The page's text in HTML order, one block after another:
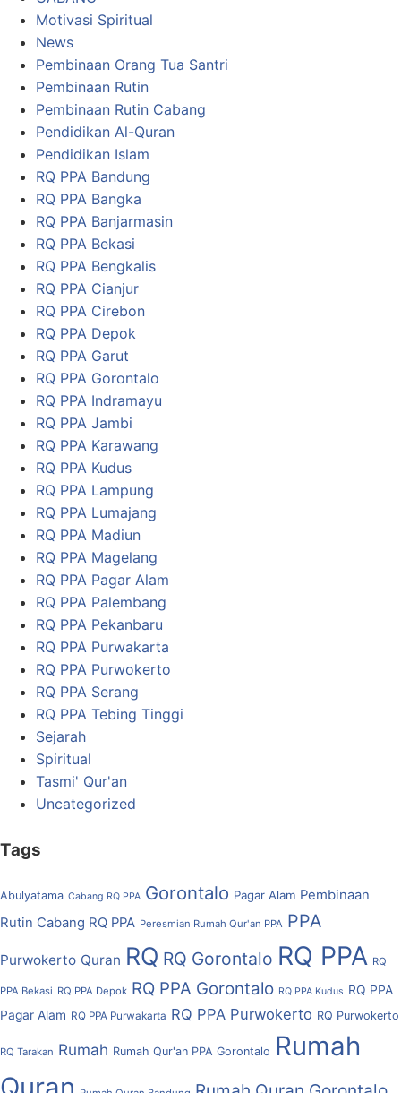
Motivasi Spiritual
News
Pembinaan Orang Tua Santri
Pembinaan Rutin
Pembinaan Rutin Cabang
Pendidikan Al-Quran
Pendidikan Islam
RQ PPA Bandung
RQ PPA Bangka
RQ PPA Banjarmasin
RQ PPA Bekasi
RQ PPA Bengkalis
RQ PPA Cianjur
RQ PPA Cirebon
RQ PPA Depok
RQ PPA Garut
RQ PPA Gorontalo
RQ PPA Indramayu
RQ PPA Jambi
RQ PPA Karawang
RQ PPA Kudus
RQ PPA Lampung
RQ PPA Lumajang
RQ PPA Madiun
RQ PPA Magelang
RQ PPA Pagar Alam
RQ PPA Palembang
RQ PPA Pekanbaru
RQ PPA Purwakarta
RQ PPA Purwokerto
RQ PPA Serang
RQ PPA Tebing Tinggi
Sejarah
Spiritual
Tasmi' Qur'an
Uncategorized
Tags
Abulyatama Cabang RQ PPA Gorontalo Pagar Alam Pembinaan
Rutin Cabang RQ PPA Peresmian Rumah Qur'an PPA PPA
Purwokerto Quran RQ RQ Gorontalo RQ PPA RQ
PPA Bekasi RQ PPA Depok RQ PPA Gorontalo RQ PPA Kudus RQ PPA
Pagar Alam RQ PPA Purwakarta RQ PPA Purwokerto RQ Purwokerto
RQ Tarakan Rumah Rumah Qur'an PPA Gorontalo Rumah